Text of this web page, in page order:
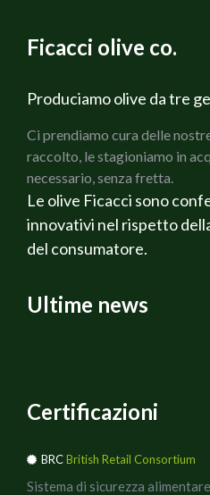
pangrattato, fatto rosolare a
N:B ho omesso il sale perche`
Ficacci olive co.
Produciamo olive da tre
Ci prendiamo cura delle
raccolto, le stagioniamo in
necessario, senza fretta.
Le olive Ficacci sono
innovativi nel rispetto
del consumatore.
Ultime news
Certificazioni
BRCBritish Retail Consortium
Sistema di sicurezza